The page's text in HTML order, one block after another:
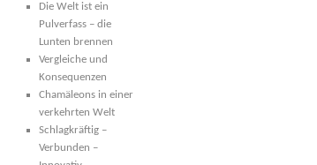
Die Welt ist ein
Pulverfass – die
Lunten brennen
Vergleiche und
Konsequenzen
Chamäleons in einer
verkehrten Welt
Schlagkräftig –
Verbunden –